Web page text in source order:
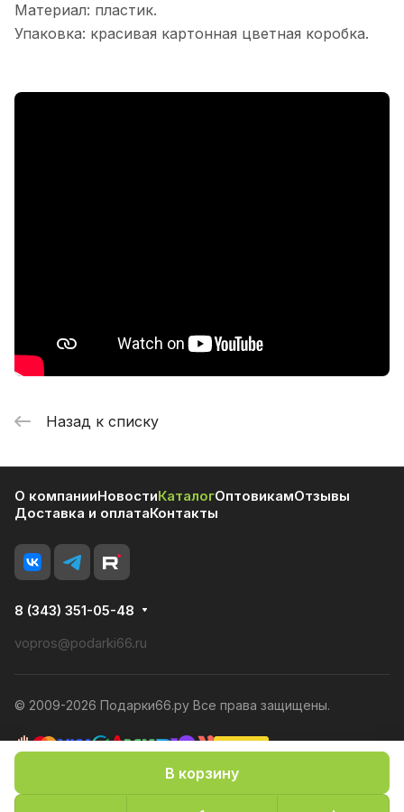
В корзину
Материал: пластик.
Упаковка: красивая картонная цветная коробка.
Назад к списку
О компанииНовостиКаталогОптовикамОтзывы
Доставка и оплатаКонтакты
8 (343) 351-05-48
vopros@podarki66.ru
© 2009-2026 Подарки66.ру Все права защищены.
Политика конфиденциальности